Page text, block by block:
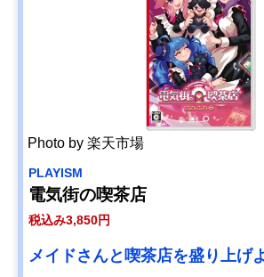
Photo by 楽天市場
PLAYISM
電気街の喫茶店
税込み3,850円
メイドさんと喫茶店を盛り上げ